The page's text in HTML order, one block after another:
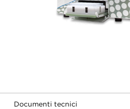
Documenti tecnici